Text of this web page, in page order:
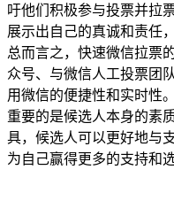
吁他们积极参与投票并拉
展示出自己的真诚和责任
总而言之，快速微信拉票
众号、与微信人工投票团
用微信的便捷性和实时性
重要的是候选人本身的素
具，候选人可以更好地与
为自己赢得更多的支持和选